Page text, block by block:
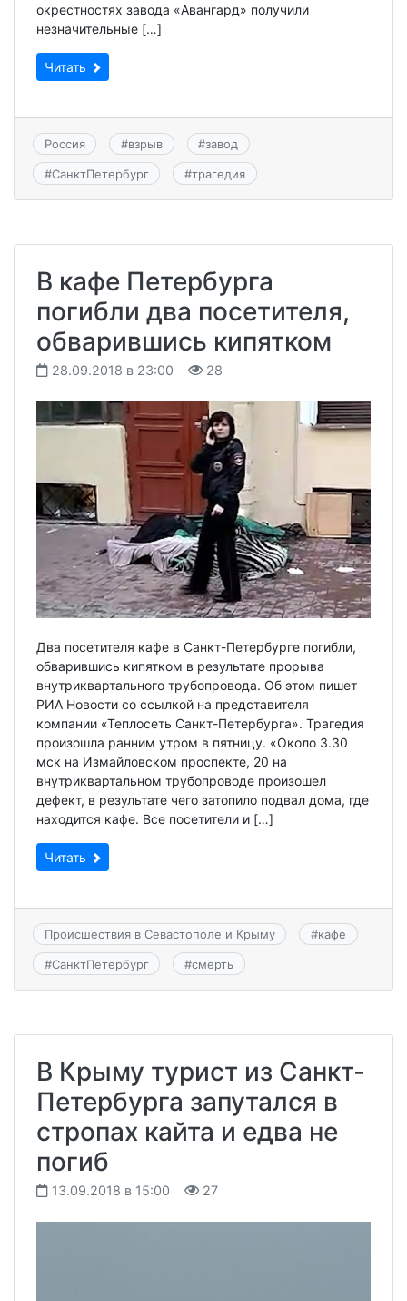
окрестностях завода «Авангард» получили
незначительные […]
Читать
Россия #взрыв #завод
#СанктПетербург #трагедия
В кафе Петербурга
погибли два посетителя,
обварившись кипятком
28.09.2018 в 23:00 28
Два посетителя кафе в Санкт-Петербурге погибли,
обварившись кипятком в результате прорыва
внутриквартального трубопровода. Об этом пишет
РИА Новости со ссылкой на представителя
компании «Теплосеть Санкт-Петербурга». Трагедия
произошла ранним утром в пятницу. «Около 3.30
мск на Измайловском проспекте, 20 на
внутриквартальном трубопроводе произошел
дефект, в результате чего затопило подвал дома, где
находится кафе. Все посетители и […]
Читать
Происшествия в Севастополе и Крыму #кафе
#СанктПетербург #смерть
В Крыму турист из Санкт-
Петербурга запутался в
стропах кайта и едва не
погиб
13.09.2018 в 15:00 27